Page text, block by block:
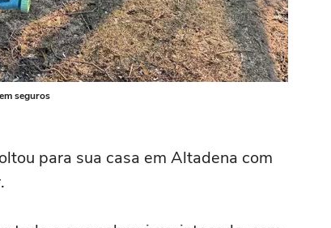
seguros
para sua casa em Altadena com